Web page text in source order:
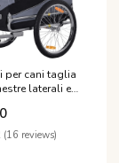
per cani taglia
laterali e
cm
A90-193
(16 reviews)